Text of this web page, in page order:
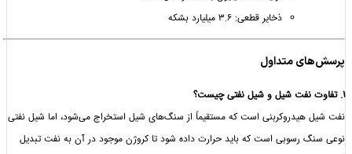
ذخایر قطعی: 3.6 میلیارد بشکه
متداول
است که مستقیماً از سنگ‌های شیل استخراج می‌شود، اما شیل نفتی
رسوبی است که باید حرارت داده شود تا کروژن موجود در آن به نفت تبدیل